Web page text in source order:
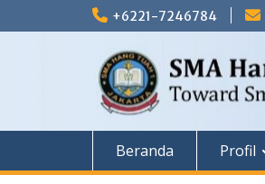
to
+6221-7246784
Beranda Profil